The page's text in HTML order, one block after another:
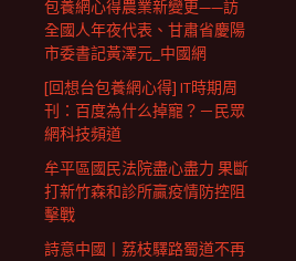
包養網心得農業新變更——訪
全國人年夜代表、甘肅省慶陽
市委書記黃澤元_中國網
[回想台包養網心得] IT時期周
刊：百度為什么掉寵？－民眾
網科技頻道
牟平區國民法院盡心盡力 果斷
打新竹森和診所贏疫情防控阻
擊戰
詩意中國丨荔枝驛路蜀道不再